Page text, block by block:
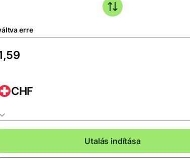
erre
CHF
Utalás indítása